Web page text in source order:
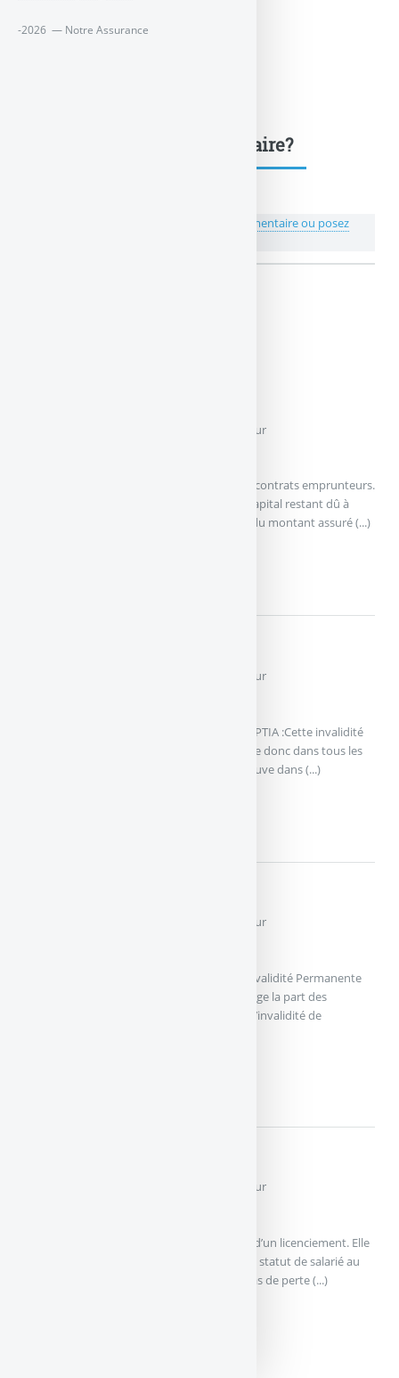
Une question, un commentaire?
Publiez votre commentaire ou posez
Les types de garanties Assurance Emprunteur
Il s’agit d’une garantie couverte par tous les contrats emprunteurs.
Elle permet le remboursement intégral du capital restant dû à
l’organisme financier prêteur dans la limite du montant assuré (...)
Les types de garanties Assurance Emprunteur
Perte Totale et Irréversible d’Autonomie ou PTIA :Cette invalidité
est toujours associée au décès et se retrouve donc dans tous les
contrats. L’assuré est en PTIA lorsqu’il se trouve dans (...)
Les types de garanties Assurance Emprunteur
Invalidité Permanente Partielle ou IPP (et Invalidité Permanente
Totale ou IPT)L’assureur prend alors en charge la part des
mensualités proportionnellement au taux d’invalidité de
Les types de garanties Assurance Emprunteur
L’assurance perte d’emploi couvre le risque d’un licenciement. Elle
peut être souscrite par l’emprunteur qui a le statut de salarié au
moment de la souscription de contrat. En cas de perte (...)
-2026 — Notre Assurance